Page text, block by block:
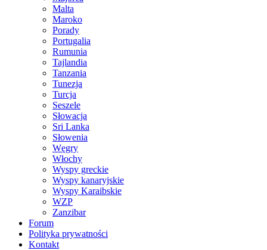
Malta
Maroko
Porady
Portugalia
Rumunia
Tajlandia
Tanzania
Tunezja
Turcja
Seszele
Słowacja
Sri Lanka
Słowenia
Węgry
Włochy
Wyspy greckie
Wyspy kanaryjskie
Wyspy Karaibskie
WZP
Zanzibar
Forum
Polityka prywatności
Kontakt